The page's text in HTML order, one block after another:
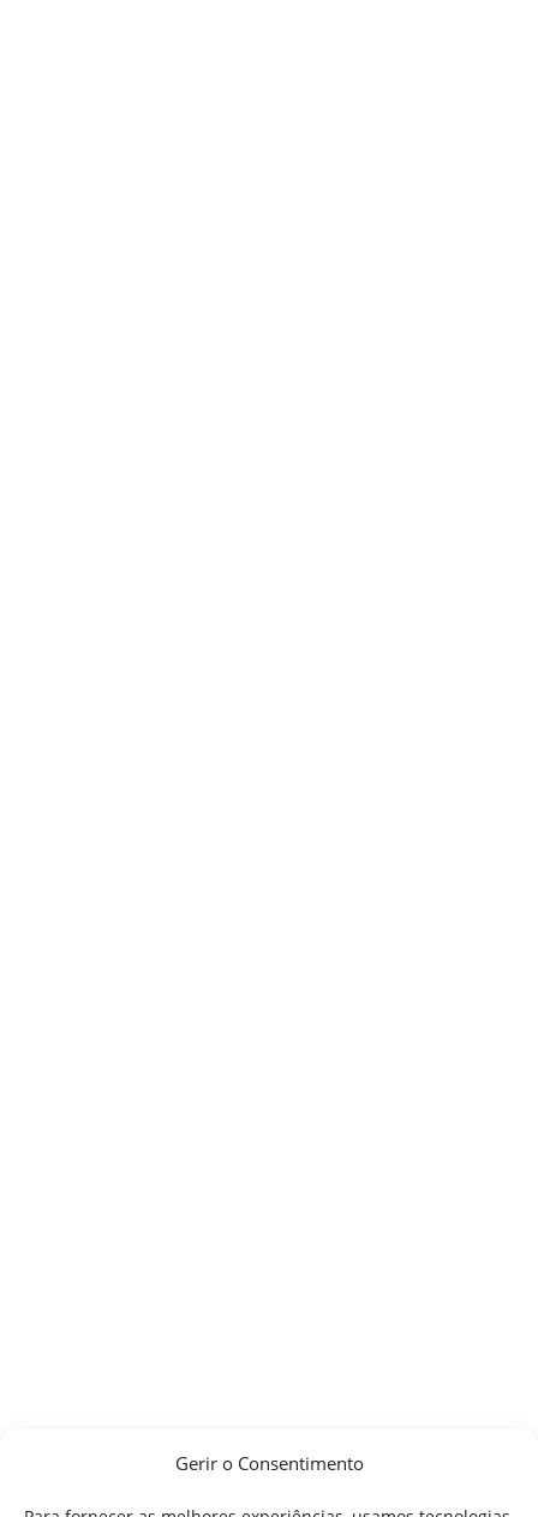
Gerir o Consentimento